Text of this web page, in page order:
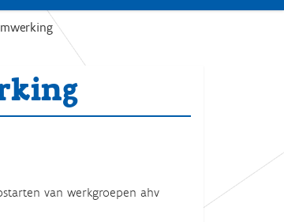
van werkgroepen ahv